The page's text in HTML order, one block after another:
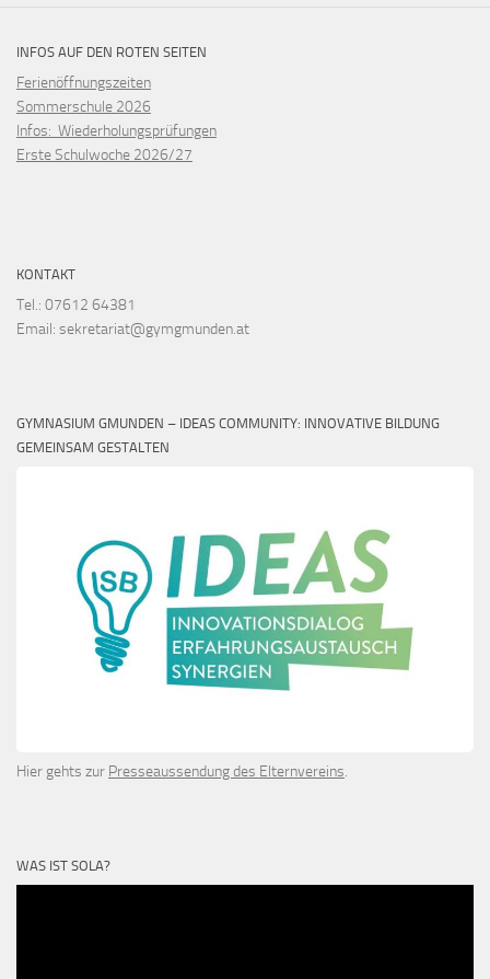
INFOS AUF DEN ROTEN SEITEN
Ferienöffnungszeiten
Sommerschule 2026
Infos: Wiederholungsprüfungen
Erste Schulwoche 2026/27
KONTAKT
Tel.: 07612 64381
Email: sekretariat@gymgmunden.at
GYMNASIUM GMUNDEN – IDEAS COMMUNITY: INNOVATIVE BILDUNG
GEMEINSAM GESTALTEN
Hier gehts zur Presseaussendung des Elternvereins.
WAS IST SOLA?